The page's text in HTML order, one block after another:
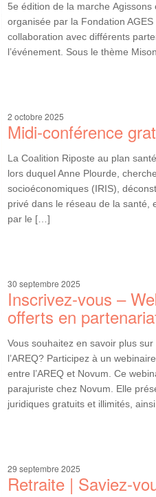
5e édition de la marche
organisée par la Fondation
collaboration avec différents
l’événement. Sous le thème
2 octobre 2025
Midi-conférence
La Coalition Riposte au plan
lors duquel Anne Plourde,
socioéconomiques (IRIS),
privé dans le réseau de la santé,
par le […]
30 septembre 2025
Inscrivez-vous –
offerts en
Vous souhaitez en savoir plus
l’AREQ? Participez à un
entre l’AREQ et Novum. Ce
parajuriste chez Novum. Elle
juridiques gratuits et illimités,
29 septembre 2025
Retraite | Saviez-